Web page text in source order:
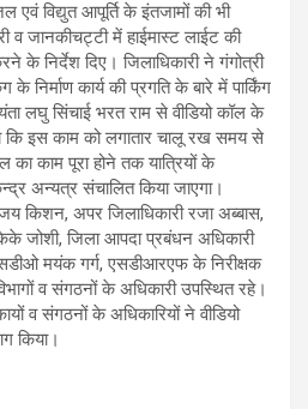
विद्युत आपूर्ति के इंतजामों की भी
व जानकीचट्टी में हाईमास्ट लाईट की
के निर्देश दिए। जिलाधिकारी ने गंगोत्री
के निर्माण कार्य की प्रगति के बारे में पार्किंग
लघु सिंचाई भरत राम से वीडियो कॉल के
कि इस काम को लगातार चालू रख समय से
का काम पूरा होने तक यात्रियों के
अन्यत्र संचालित किया जाएगा।
किशन, अपर जिलाधिकारी रजा अब्बास,
जोशी, जिला आपदा प्रबंधन अधिकारी
मयंक गर्ग, एसडीआरएफ के निरीक्षक
व संगठनों के अधिकारी उपस्थित रहे।
व संगठनों के अधिकारियों ने वीडियो
किया।